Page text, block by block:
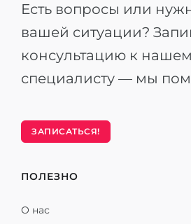
Есть вопросы или
вашей ситуации?
консультацию к
специалисту — мы
ЗАПИСАТЬСЯ!
ПОЛЕЗНО
О нас